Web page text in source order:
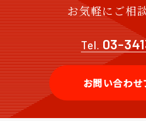
お気軽にご相
Tel.03-
お問い合わせ